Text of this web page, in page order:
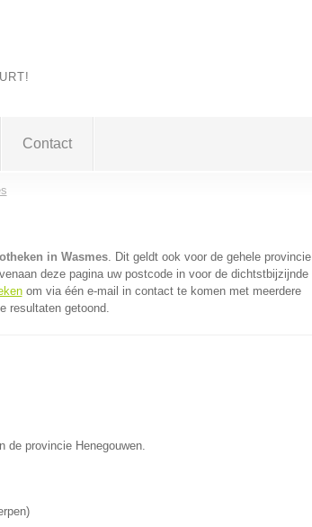
Contact
in Wasmes. Dit geldt ook voor de gehele provincie
deze pagina uw postcode in voor de dichtstbijzijnde
om via één e-mail in contact te komen met meerdere
resultaten getoond.
de provincie Henegouwen.
)